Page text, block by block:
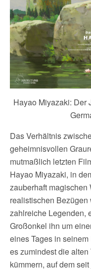
Hayao Miyazaki: Der
Das Verhältnis
geheimnisvollen
mutmaßlich letzten
Hayao Miyazaki, in
zauberhaft magischen
realistischen Bezügen
zahlreiche Legenden,
Großonkel ihn um
eines Tages in
es zumindest die
kümmern, auf dem